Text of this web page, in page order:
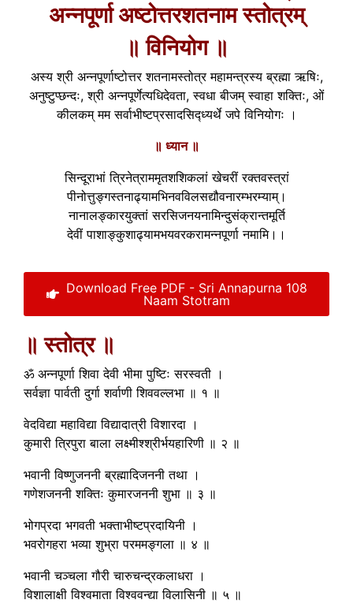
अन्नपूर्णा अष्टोत्तरशतनाम स्तोत्रम्
॥ विनियोग ॥
अस्य श्री अन्नपूर्णाष्टोत्तर शतनामस्तोत्र महामन्त्रस्य ब्रह्मा ऋषिः,
अनुष्टुप्छन्दः, श्री अन्नपूर्णेत्यधिदेवता, स्वधा बीजम् स्वाहा शक्तिः, ओं
कीलकम् मम सर्वाभीष्टप्रसादसिद्ध्यर्थे जपे विनियोगः ।
॥ ध्यान ॥
सिन्दूराभां त्रिनेत्राममृतशशिकलां खेचरीं रक्तवस्त्रां
पीनोत्तुङ्गस्तनाढ्यामभिनवविलसद्यौवनारम्भरम्याम्।
नानालङ्कारयुक्तां सरसिजनयनामिन्दुसंक्रान्तमूर्ति
देवीं पाशाङ्कुशाढ्यामभयवरकरामन्नपूर्णा नमामि।।
Download Free PDF - Sri Annapurna 108
Naam Stotram
॥ स्तोत्र ॥
ॐ अन्नपूर्णा शिवा देवी भीमा पुष्टिः सरस्वती ।
सर्वज्ञा पार्वती दुर्गा शर्वाणी शिववल्लभा ॥ १ ॥
वेदविद्या महाविद्या विद्यादात्री विशारदा ।
कुमारी त्रिपुरा बाला लक्ष्मीश्श्रीर्भयहारिणी ॥ २ ॥
भवानी विष्णुजननी ब्रह्मादिजननी तथा ।
गणेशजननी शक्तिः कुमारजननी शुभा ॥ ३ ॥
भोगप्रदा भगवती भक्ताभीष्टप्रदायिनी ।
भवरोगहरा भव्या शुभ्रा परममङ्गला ॥ ४ ॥
भवानी चञ्चला गौरी चारुचन्द्रकलाधरा ।
विशालाक्षी विश्वमाता विश्ववन्द्या विलासिनी ॥ ५ ॥